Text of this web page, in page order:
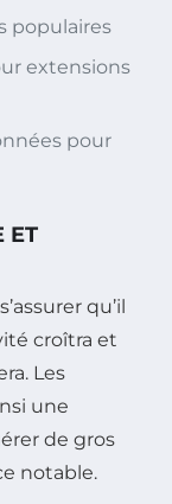
populaires
extensions
pour
ET
qu’il
croîtra et
Les
une
de gros
notable.